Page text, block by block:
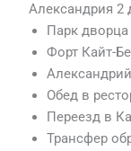
Александрия 2
Парк
Форт Кайт-
Обед в
Переезд в
Трансфер